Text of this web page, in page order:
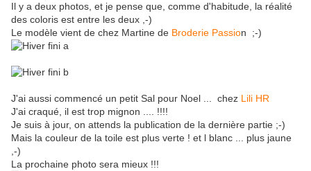
Il y a deux photos, et je pense que, comme d'habitude, la réalité
des coloris est entre les deux ,-)
Le modèle vient de chez Martine de Broderie Passion ;-)
J'ai aussi commencé un petit Sal pour Noel ... chez Lili HR
J'ai craqué, il est trop mignon .... !!!!
Je suis à jour, on attends la publication de la dernière partie ;-)
Mais la couleur de la toile est plus verte ! et l blanc ... plus jaune
,-)
La prochaine photo sera mieux !!!